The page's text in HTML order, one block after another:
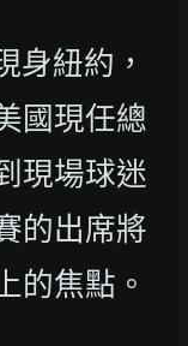
身紐約，
國現任總
現場球迷
的出席將
的焦點。